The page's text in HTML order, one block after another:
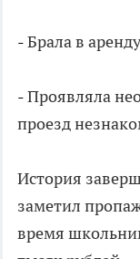
-Брала в
-Проявляла
проезд
История
заметил
время